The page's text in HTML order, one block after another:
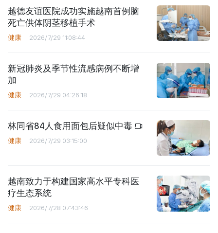
越德友谊医院成功实施越南首例脑
死亡供体阴茎移植手术
健康 2026/7/29 11:08:44
新冠肺炎及季节性流感病例不断增
加
健康 2026/7/29 04:26:18
林同省84人食用面包后疑似中毒
健康 2026/7/29 03:15:00
越南致力于构建国家高水平专科医
疗生态系统
健康 2026/7/28 07:43:46